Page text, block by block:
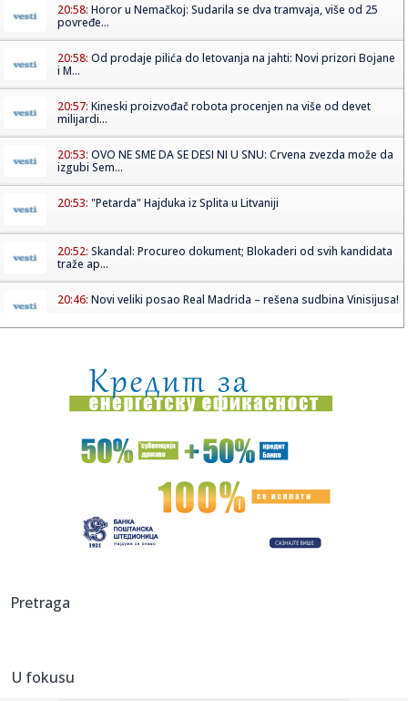
20:58: Horor u Nemačkoj: Sudarila se dva tramvaja, više od 25
povređe...
20:58: Od prodaje pilića do letovanja na jahti: Novi prizori Bojane
i M...
20:57: Kineski proizvođač robota procenjen na više od devet
milijardi...
20:53: OVO NE SME DA SE DESI NI U SNU: Crvena zvezda može da
izgubi Sem...
20:53: "Petarda" Hajduka iz Splita u Litvaniji
20:52: Skandal: Procureo dokument; Blokaderi od svih kandidata
traže ap...
20:46: Novi veliki posao Real Madrida – rešena sudbina Vinisijusa!
20:45:Vučić najavio veliki skup u Novom Sadu: Očekujem pobedu
na niv...
20:44:Fotelja mu visi o koncu: Zbog čega se republikanci okreću
proti...
Ako postoji jedan komad koji ćete nositi godinama, to je
20:37:PARKER NE ODUSTAJE OD SNA: Želi ono što Asvel čeka
20:28:
Pretraga
U fokusu